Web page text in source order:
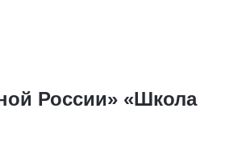
России» «Школа